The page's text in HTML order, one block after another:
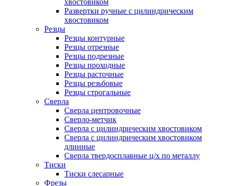
хвостовиком
Развертки ручные с цилиндрическим
хвостовиком
Резцы
Резцы контурные
Резцы отрезные
Резцы подрезные
Резцы проходные
Резцы расточные
Резцы резьбовые
Резцы строгальные
Сверла
Сверла центровочные
Сверло-метчик
Сверла с цилиндрическим хвостовиком
Сверла с цилиндрическим хвостовиком
длинные
Сверла твердосплавные ц/х по металлу
Тиски
Тиски слесарные
Фрезы